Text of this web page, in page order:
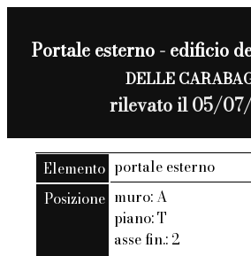
Portale esterno - edificio
DELLE
rilevato il 05/
Elemento portale esterno
Posizione muro: A
piano: T
asse fin.: 2